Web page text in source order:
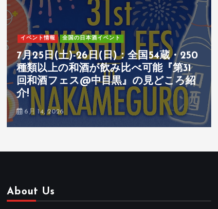
イベント情報 全国の日本酒イベント
7月25日(土)-26日(日)：全国54蔵・250
種類以上の和酒が飲み比べ可能『第31
回和酒フェス@中目黒』の見どころ紹
介!
6月 14, 2026
About Us